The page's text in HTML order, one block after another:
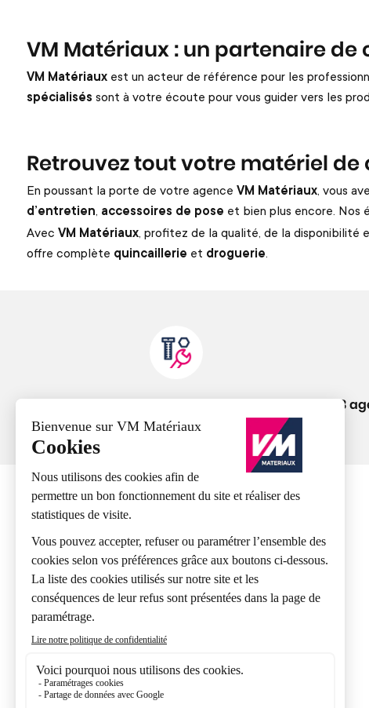
VM Matériaux : un partenaire
VM Matériaux est un acteur de référence pour les
spécialisés sont à votre écoute pour vous guider vers les
Retrouvez tout votre matériel
En poussant la porte de votre agence VM Matériaux, vous
d’entretien, accessoires de pose et bien plus encore. Nos
Avec VM Matériaux, profitez de la qualité, de la disponibilité
offre complète quincaillerie et droguerie.
63
A propos
Nos agences
Présentation VM Matériaux
Présentation Groupe Samse
Nos marques
Nos engagements
Nos expertises métiers
FAQ